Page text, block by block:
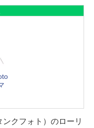
クフォト）のローリ